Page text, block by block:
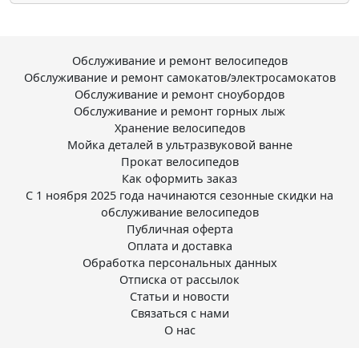
Обслуживание и ремонт велосипедов
Обслуживание и ремонт самокатов/электросамокатов
Обслуживание и ремонт сноубордов
Обслуживание и ремонт горных лыж
Хранение велосипедов
Мойка деталей в ультразвуковой ванне
Прокат велосипедов
Как оформить заказ
С 1 ноября 2025 года начинаются сезонные скидки на
обслуживание велосипедов
Публичная оферта
Оплата и доставка
Обработка персональных данных
Отписка от рассылок
Статьи и новости
Связаться с нами
О нас